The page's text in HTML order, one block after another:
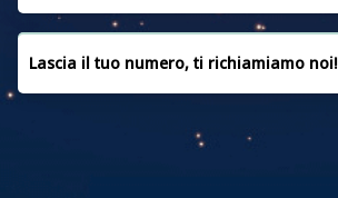
Maggio 2019
Aprile 2019
Febbraio 2019
Lascia il tuo numero, ti richiamiamo noi!